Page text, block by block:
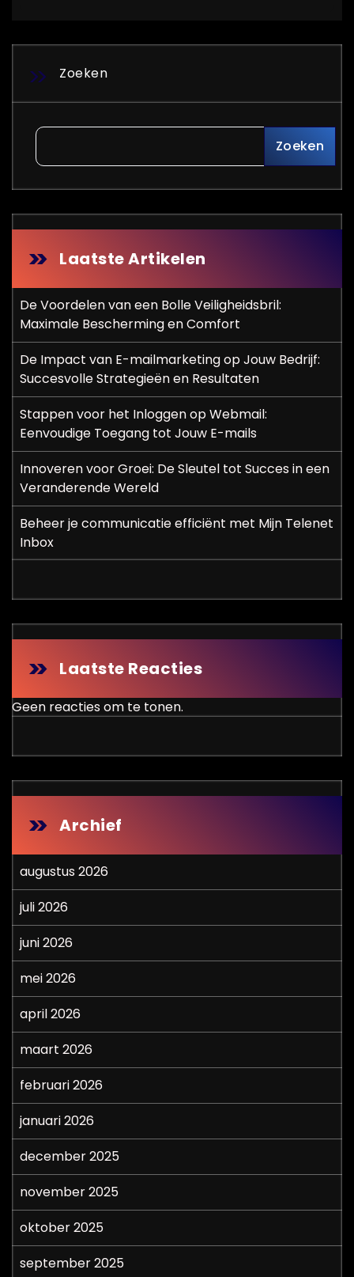
Zoeken
Zoeken
Laatste Artikelen
De Voordelen van een Bolle Veiligheidsbril:
Maximale Bescherming en Comfort
De Impact van E-mailmarketing op Jouw Bedrijf:
Succesvolle Strategieën en Resultaten
Stappen voor het Inloggen op Webmail:
Eenvoudige Toegang tot Jouw E-mails
Innoveren voor Groei: De Sleutel tot Succes in een
Veranderende Wereld
Beheer je communicatie efficiënt met Mijn Telenet
Inbox
Laatste Reacties
Geen reacties om te tonen.
Archief
augustus 2026
juli 2026
juni 2026
mei 2026
april 2026
maart 2026
februari 2026
januari 2026
december 2025
november 2025
oktober 2025
september 2025